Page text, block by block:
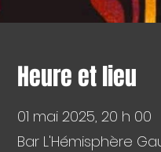
Heure et lieu
01 mai 2025, 20 h 00
Bar L'Hémisphère